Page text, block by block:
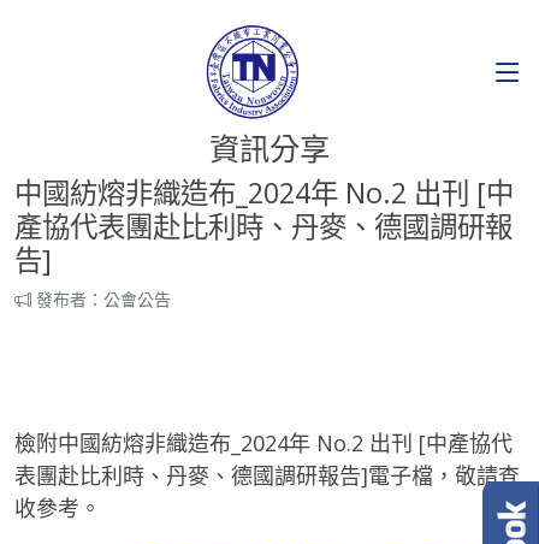
資訊分享
中國紡熔非織造布_2024年 No.2 出刊 [中
產協代表團赴比利時、丹麥、德國調研報
告]
發布者：公會公告
檢附中國紡熔非織造布_2024年 No.2 出刊 [中產協代
表團赴比利時、丹麥、德國調研報告]電子檔，敬請查
收參考。